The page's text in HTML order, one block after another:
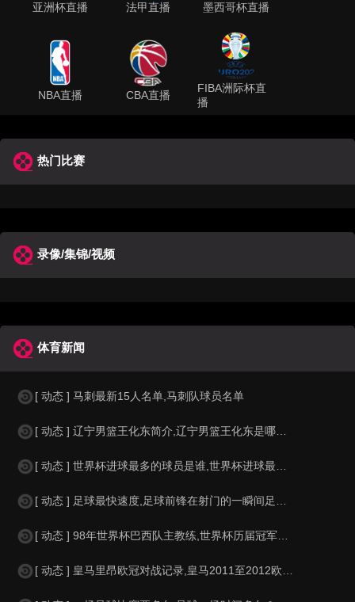
亚洲杯直播 法甲直播 墨西哥杯直播
NBA直播 CBA直播
FIBA洲际杯直
播
热门比赛
录像/集锦/视频
体育新闻
[ 动态 ] 马刺最新15人名单,马刺队球员名单
[ 动态 ] 辽宁男篮王化东简介,辽宁男篮王化东是哪里人？
[ 动态 ] 世界杯进球最多的球员是谁,世界杯进球最多的球员是谁？
[ 动态 ] 足球最快速度,足球前锋在射门的一瞬间足球的速度有多快？？
[ 动态 ] 98年世界杯巴西队主教练,世界杯历届冠军球队教练
[ 动态 ] 皇马里昂欧冠对战记录,皇马2011至2012欧冠赛程&nbs